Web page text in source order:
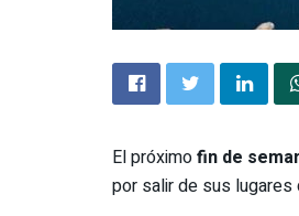
El próximofin de
por salir de sus lugares